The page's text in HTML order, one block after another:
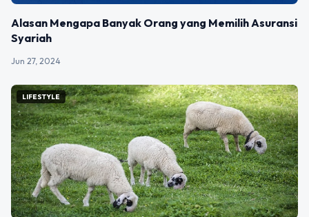
Alasan Mengapa Banyak Orang yang Memilih Asuransi
Syariah
Jun 27, 2024
LIFESTYLE